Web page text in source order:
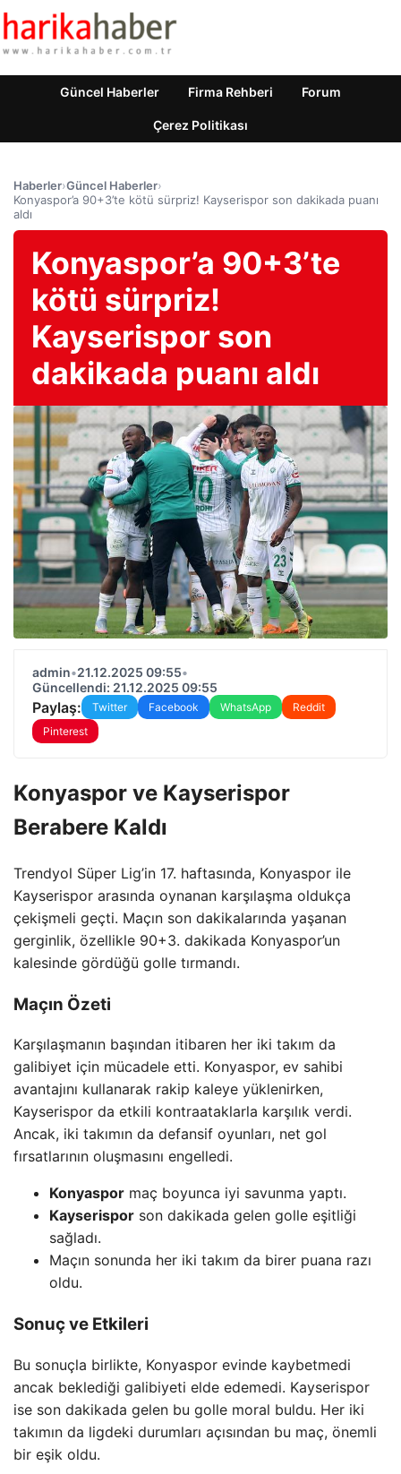
Güncel Haberler Firma Rehberi Forum
Çerez Politikası
Haberler›Güncel Haberler›
Konyaspor’a 90+3’te kötü sürpriz! Kayserispor son dakikada puanı
aldı
Konyaspor’a 90+3’te
kötü sürpriz!
Kayserispor son
dakikada puanı aldı
admin•21.12.2025 09:55•
Güncellendi: 21.12.2025 09:55
Paylaş: Twitter Facebook WhatsApp
Reddit
Pinterest
Konyaspor ve Kayserispor
Berabere Kaldı
Trendyol Süper Lig’in 17. haftasında, Konyaspor ile
Kayserispor arasında oynanan karşılaşma oldukça
çekişmeli geçti. Maçın son dakikalarında yaşanan
gerginlik, özellikle 90+3. dakikada Konyaspor’un
kalesinde gördüğü golle tırmandı.
Maçın Özeti
Karşılaşmanın başından itibaren her iki takım da
galibiyet için mücadele etti. Konyaspor, ev sahibi
avantajını kullanarak rakip kaleye yüklenirken,
Kayserispor da etkili kontraataklarla karşılık verdi.
Ancak, iki takımın da defansif oyunları, net gol
fırsatlarının oluşmasını engelledi.
Konyaspor maç boyunca iyi savunma yaptı.
Kayserispor son dakikada gelen golle eşitliği
sağladı.
Maçın sonunda her iki takım da birer puana razı
oldu.
Sonuç ve Etkileri
Bu sonuçla birlikte, Konyaspor evinde kaybetmedi
ancak beklediği galibiyeti elde edemedi. Kayserispor
ise son dakikada gelen bu golle moral buldu. Her iki
takımın da ligdeki durumları açısından bu maç, önemli
bir eşik oldu.